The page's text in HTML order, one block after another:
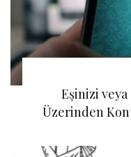
Eşinizi
Üzerinden